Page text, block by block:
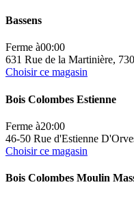
Bassens
Ferme à00:00
631 Rue de la Martinière,
Choisir ce magasin
Bois Colombes Estienne
Ferme à20:00
46-50 Rue d'Estienne
Choisir ce magasin
Bois Colombes Moulin